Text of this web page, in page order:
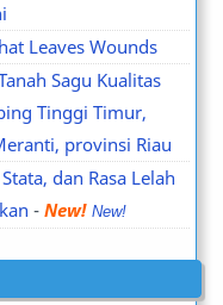
Leaves Wounds
Sagu Kualitas
Tinggi Timur,
provinsi Riau
dan Rasa Lelah
-New!